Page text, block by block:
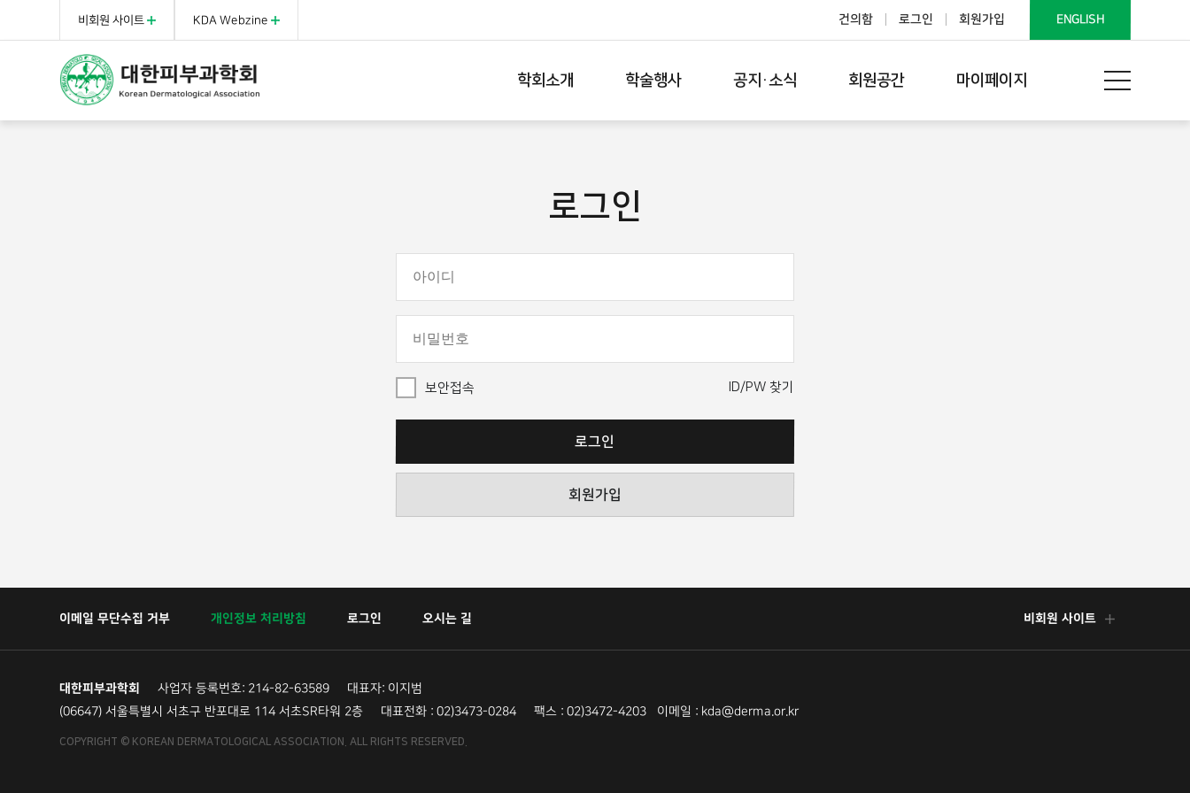
비회원 사이트 KDA Webzine 건의함 로그인 회원가입 ENGLISH
학회소개 학술행사 공지·소식 회원공간 마이페이지
로그인
보안접속 ID/PW 찾기
로그인
회원가입
이메일 무단수집 거부 개인정보 처리방침 로그인 오시는 길 비회원 사이트
대한피부과학회 사업자 등록번호: 214-82-63589
대표자: 이지범
(06647) 서울특별시 서초구 반포대로 114 서초SR타워 2층
대표전화 : 02)3473-0284 팩스 : 02)3472-4203 이메일 : kda@derma.or.kr
COPYRIGHT © KOREAN DERMATOLOGICAL ASSOCIATION. ALL RIGHTS RESERVED.